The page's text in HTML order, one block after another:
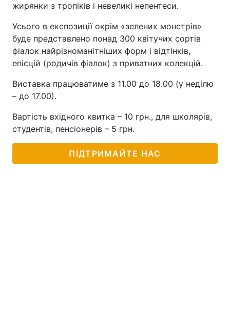
жирянки з тропіків і невеликі непентеси.
Усього в експозиції окрім «зелених монстрів»
буде представлено понад 300 квітучих сортів
фіалок найрізноманітніших форм і відтінків,
епісцій (родичів фіалок) з приватних колекцій.
Виставка працюватиме з 11.00 до 18.00 (у неділю
– до 17.00).
Вартість вхідного квитка – 10 грн., для школярів,
студентів, пенсіонерів – 5 грн.
ПІДТРИМАЙТЕ НАС